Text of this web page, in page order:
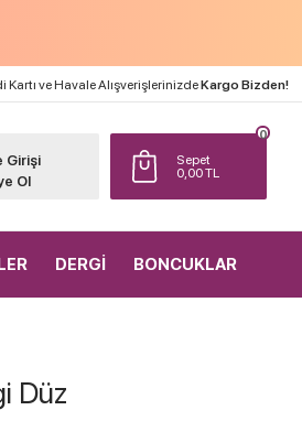
Kartı ve Havale AlışverişlerinizdeKargo Bizden!
Sepet
0,00TL
0
Girişi
Ol
DERGİ BONCUKLAR
Düz